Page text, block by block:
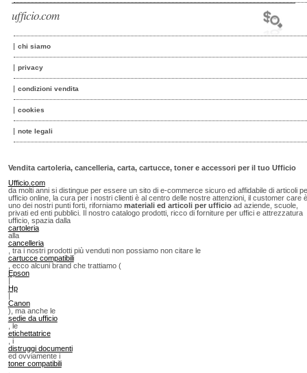
ufficio.com
chi siamo
privacy
condizioni vendita
cookies
note legali
Vendita cartoleria, cancelleria, carta, cartucce, toner e accessori per il tuo Ufficio
Ufficio.com
da molti anni si distingue per essere un sito di e-commerce sicuro ed affidabile di articoli
ufficio online, la cura per i nostri clienti è al centro delle nostre attenzioni, il customer care è
uno dei nostri punti forti, riforniamo materiali ed articoli per ufficioad aziende, scuole,
privati ed enti pubblici. Il nostro catalogo prodotti, ricco di forniture per uffici e attrezzatura
ufficio, spazia dalla
cartoleria
alla
cancelleria
, tra i nostri prodotti più venduti non possiamo non citare le
cartucce compatibili
, ecco alcuni brand che trattiamo (
Epson
|
Hp
|
Canon
), ma anche le
sedie da ufficio
, le
etichettatrice
, i
distruggi documenti
ed ovviamente i
toner compatibili